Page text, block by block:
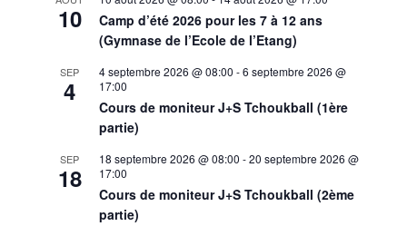
10
Camp d’été 2026 pour les 7 à 12 ans
(Gymnase de l’Ecole de l’Etang)
SEP
4
4 septembre 2026 @ 08:00 -6 septembre 2026 @
17:00
Cours de moniteur J+S Tchoukball (1ère
partie)
SEP
18
18 septembre 2026 @ 08:00 -20 septembre 2026 @
17:00
Cours de moniteur J+S Tchoukball (2ème
partie)